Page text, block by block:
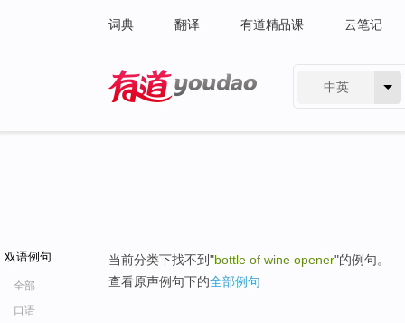
词典 翻译 有道精品课 云笔记
中英
双语例句
全部
口语
当前分类下找不到"bottle of wine opener"的例句。
查看原声例句下的全部例句